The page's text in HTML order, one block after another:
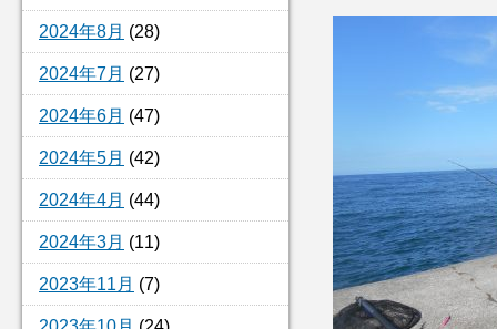
2024年8月 (28)
2024年7月 (27)
2024年6月 (47)
2024年5月 (42)
2024年4月 (44)
2024年3月 (11)
2023年11月 (7)